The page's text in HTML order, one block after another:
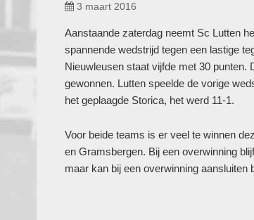
3 maart 2016
Aanstaande zaterdag neemt Sc Lutten
spannende wedstrijd tegen een lastige
Nieuwleusen staat vijfde met 30 punten.
gewonnen. Lutten speelde de vorige
het geplaagde Storica, het werd 11-1.
Voor beide teams is er veel te winnen
en Gramsbergen. Bij een overwinning
maar kan bij een overwinning